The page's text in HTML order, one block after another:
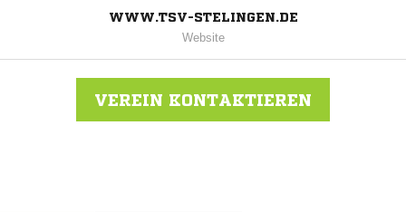
WWW.TSV-STELINGEN.DE
Website
VEREIN KONTAKTIEREN